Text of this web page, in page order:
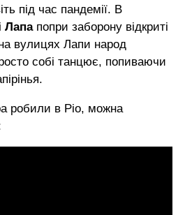
під час пандемії. В
Лапа попри заборону відкриті
вулицях Лапи народ
собі танцює, попиваючи
робили в Ріо, можна